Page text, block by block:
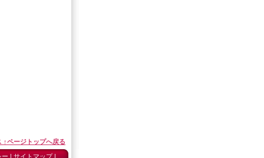
↑ページトップへ戻る
ー | サイトマップ|